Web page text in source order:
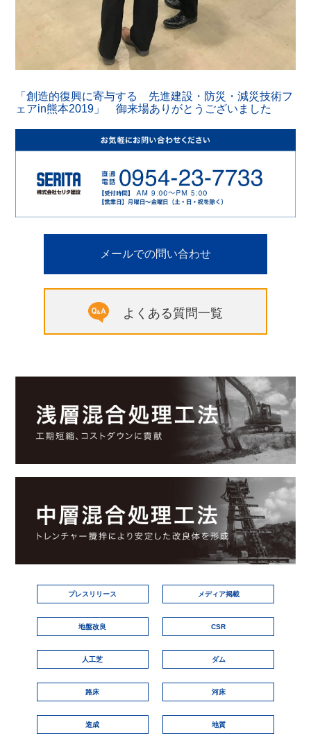
「創造的復興に寄与する 先進建設・防災・減災技術フ
ェアin熊本2019」 御来場ありがとうございました
メールでの問い合わせ
よくある質問一覧
プレスリリース メディア掲載
地盤改良 CSR
人工芝 ダム
路床 河床
造成 地質